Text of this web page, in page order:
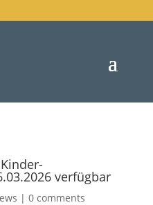
verfügbar
| 0 comments